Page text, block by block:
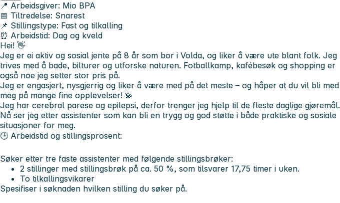
📍 Arbeidsgiver: Mio BPA
📅 Tiltredelse: Snarest
📌 Stillingstype: Fast og tilkalling
⏰ Arbeidstid: Dag og kveld
Hei! 👋
Jeg er ei aktiv og sosial jente på 8 år som bor i Volda, og liker å være ute blant folk. Jeg
trives med å bade, bilturer og utforske naturen. Fotballkamp, kafébesøk og shopping er
også noe jeg setter stor pris på.
Jeg er engasjert, nysgjerrig og liker å være med på det meste – og håper at du vil bli med
meg på mange fine opplevelser! 💫
Jeg har cerebral parese og epilepsi, derfor trenger jeg hjelp til de fleste daglige gjøremål.
Nå ser jeg etter assistenter som kan bli en trygg og god støtte i både praktiske og sosiale
situasjoner for meg.
🕒 Arbeidstid og stillingsprosent:
Søker etter tre faste assistenter med følgende stillingsbrøker:
2 stillinger med stillingsbrøk på ca. 50 %, som tilsvarer 17,75 timer i uken.
To tilkallingsvikarer
Spesifiser i søknaden hvilken stilling du søker på.